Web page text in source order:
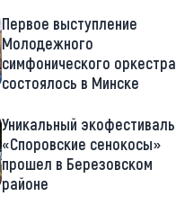
Первое выступление
Молодежного
симфонического оркестра
состоялось в Минске
Уникальный экофестиваль
«Споровские сенокосы»
прошел в Березовском
районе